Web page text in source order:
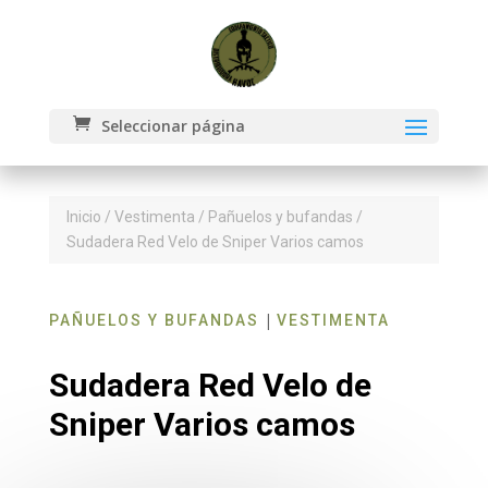
Seleccionar página
Inicio / Vestimenta / Pañuelos y bufandas /
Sudadera Red Velo de Sniper Varios camos
PAÑUELOS Y BUFANDAS | VESTIMENTA
Sudadera Red Velo de
Sniper Varios camos